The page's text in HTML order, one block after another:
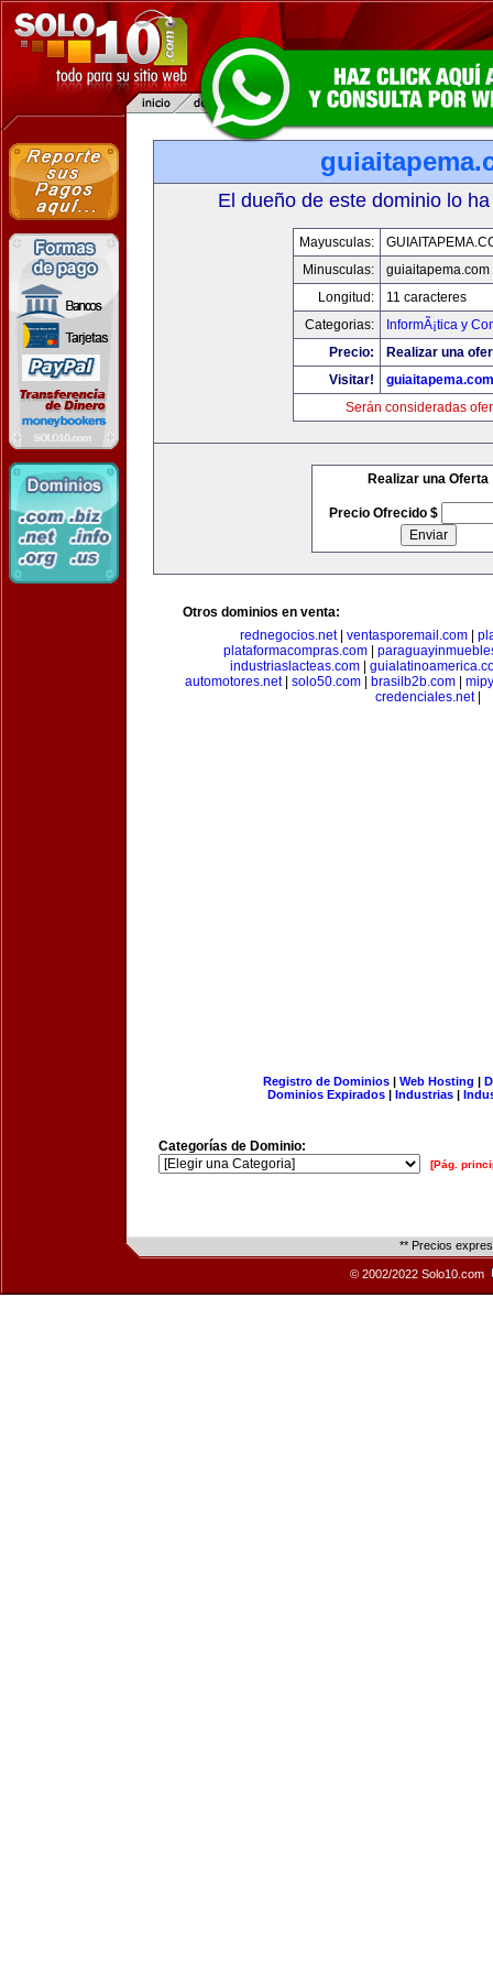
El dueño de este dominio lo
Mayusculas:
Minusculas:
guiaitapema.com
Longitud:
11 caracteres
Categorias:
InformÃ¡tica y
Precio:
Realizar una
Visitar!
guiaitapema.com
Serán consideradas
Realizar una Oferta
Precio Ofrecido $
Otros dominios en venta:
rednegocios.net| ventasporemail.com
plataformacompras.com
industriaslacteas.com
automotores.net| solo50.com brasilb2b.com
credenciales.net|
Registro de Dominios| Web Hosting |
Dominios Expirados | Industrias |
Categorías de Dominio:
[Pág.
** Precios
© 2002/2022 Solo10.com